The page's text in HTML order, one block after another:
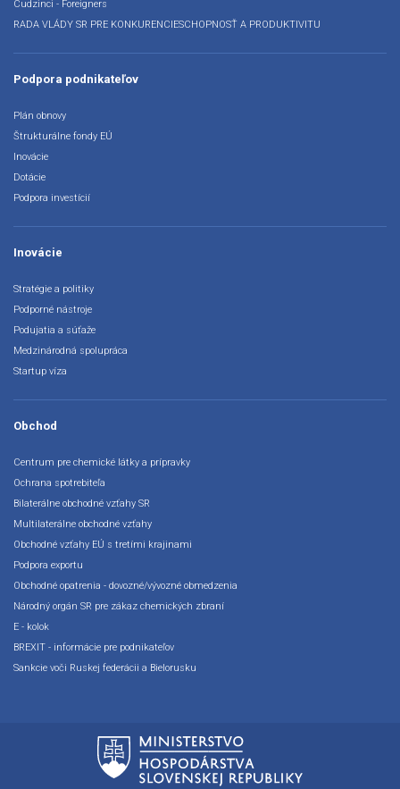
Cudzinci - Foreigners
RADA VLÁDY SR PRE KONKURENCIESCHOPNOSŤ A PRODUKTIVITU
Podpora podnikateľov
Plán obnovy
Štrukturálne fondy EÚ
Inovácie
Dotácie
Podpora investícií
Inovácie
Stratégie a politiky
Podporné nástroje
Podujatia a súťaže
Medzinárodná spolupráca
Startup víza
Obchod
Centrum pre chemické látky a prípravky
Ochrana spotrebiteľa
Bilaterálne obchodné vzťahy SR
Multilaterálne obchodné vzťahy
Obchodné vzťahy EÚ s tretími krajinami
Podpora exportu
Obchodné opatrenia - dovozné/vývozné obmedzenia
Národný orgán SR pre zákaz chemických zbraní
E - kolok
BREXIT - informácie pre podnikateľov
Sankcie voči Ruskej federácii a Bielorusku